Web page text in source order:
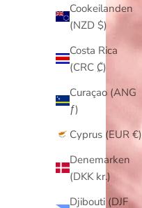
Cookeilanden
(NZD $)
Costa Rica
(CRC ₡)
Curaçao (ANG
ƒ)
Cyprus (EUR €)
Denemarken
(DKK kr.)
Djibouti (DJF